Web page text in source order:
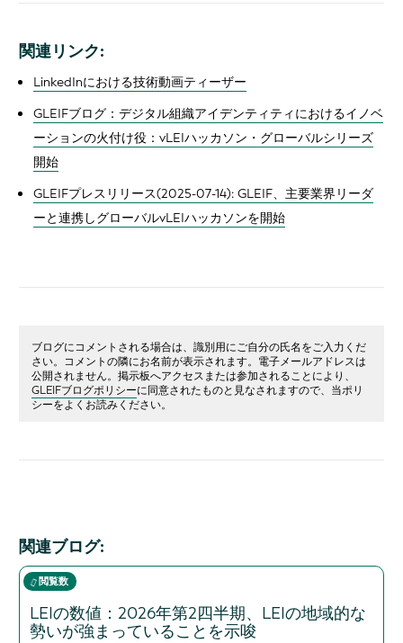
関連リンク:
LinkedInにおける技術動画ティーザー
GLEIFブログ：デジタル組織アイデンティティにおけるイノベ
ーションの火付け役：vLEIハッカソン・グローバルシリーズ
開始
GLEIFプレスリリース(2025-07-14): GLEIF、主要業界リーダ
ーと連携しグローバルvLEIハッカソンを開始
ブログにコメントされる場合は、識別用にご自分の氏名をご入力くだ
さい。コメントの隣にお名前が表示されます。電子メールアドレスは
公開されません。掲示板へアクセスまたは参加されることにより、
GLEIFブログポリシーに同意されたものと見なされますので、当ポリ
シーをよくお読みください。
関連ブログ:
閲覧数
LEIの数値：2026年第2四半期、LEIの地域的な
勢いが強まっていることを示唆